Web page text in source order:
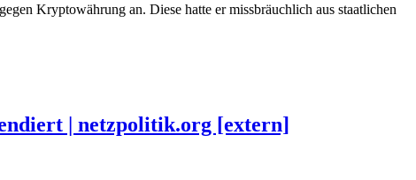
Kryptowährung an. Diese hatte er missbräuchlich aus staatlichen
| netzpolitik.org [extern]